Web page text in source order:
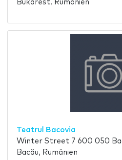
Bukarest, Rumänien
Teatrul Bacovia
Winter Street 7 600 050
Bacău, Rumänien